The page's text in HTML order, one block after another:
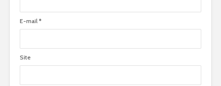
E-mail *
Site